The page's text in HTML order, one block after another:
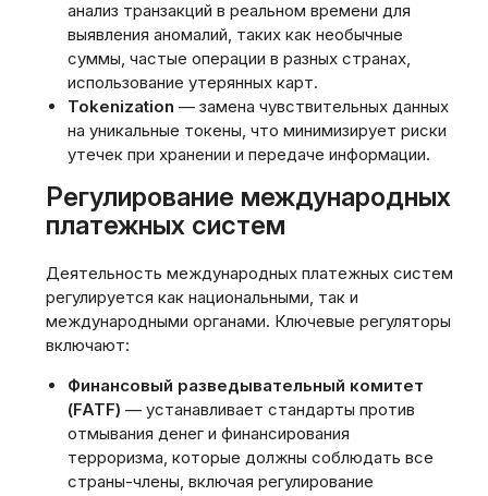
анализ транзакций в реальном времени для
выявления аномалий, таких как необычные
суммы, частые операции в разных странах,
использование утерянных карт.
Tokenization — замена чувствительных данных
на уникальные токены, что минимизирует риски
утечек при хранении и передаче информации.
Регулирование международных
платежных систем
Деятельность международных платежных систем
регулируется как национальными, так и
международными органами. Ключевые регуляторы
включают:
Финансовый разведывательный комитет
(FATF) — устанавливает стандарты против
отмывания денег и финансирования
терроризма, которые должны соблюдать все
страны-члены, включая регулирование